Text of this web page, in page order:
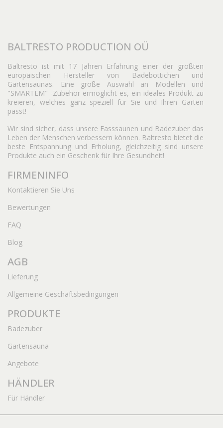
BALTRESTO PRODUCTION OÜ
Baltresto ist mit 17 Jahren Erfahrung einer der größten
europäischen Hersteller von Badebottichen und
Gartensaunas. Eine große Auswahl an Modellen und
"SMARTEM" -Zubehör ermöglicht es, ein ideales Produkt zu
kreieren, welches ganz speziell für Sie und Ihren Garten
passt!
Wir sind sicher, dass unsere Fasssaunen und Badezuber das
Leben der Menschen verbessern können. Baltresto bietet die
beste Entspannung und Erholung, gleichzeitig sind unsere
Produkte auch ein Geschenk für Ihre Gesundheit!
FIRMENINFO
Kontaktieren Sie Uns
Bewertungen
FAQ
Blog
AGB
Lieferung
Allgemeine Geschäftsbedingungen
PRODUKTE
Badezuber
Gartensauna
Angebote
HÄNDLER
Für Händler